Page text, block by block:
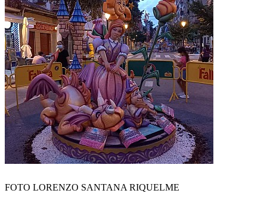
FOTO LORENZO SANTANA RIQUELME